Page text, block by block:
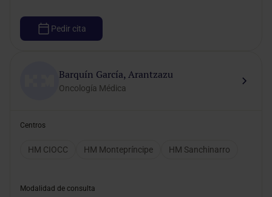
Pedir cita
Barquín García, Arantzazu
Oncología Médica
Centros
HM CIOCC HM Montepríncipe HM Sanchinarro
Modalidad de consulta